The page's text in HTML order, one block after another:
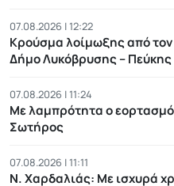
07.08.2026 | 12:22
Κρούσμα λοίμωξης από τον
Δήμο Λυκόβρυσης – Πεύκης
07.08.2026 | 11:24
Με λαμπρότητα ο
Σωτήρος
07.08.2026 | 11:11
Ν. Χαρδαλιάς: Με ισχυρά